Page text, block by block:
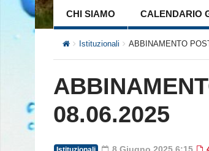
CHI SIAMO CALENDARIO
Istituzionali ABBINAMENTO
08.06.2025